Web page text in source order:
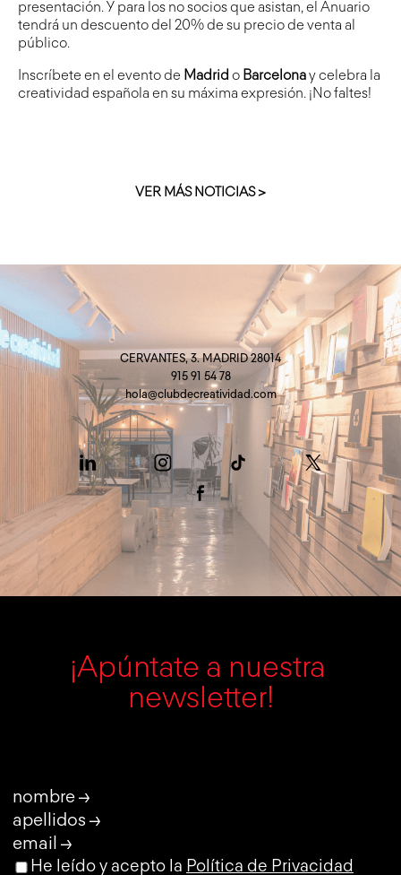
presentación. Y para los no socios que asistan, el Anuario
tendrá un descuento del 20% de su precio de venta al
público.
Inscríbete en el evento de Madrid o Barcelonay celebra la
creatividad española en su máxima expresión. ¡No faltes!
VER MÁS NOTICIAS >
CERVANTES, 3. MADRID 28014
915 91 54 78
hola@clubdecreatividad.com
¡Apúntate a nuestra
newsletter!
nombre →
apellidos →
email →
He leído y acepto la Política de Privacidad